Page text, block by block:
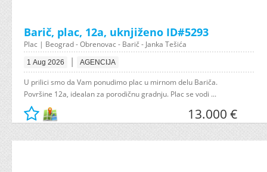
Barič, plac, 12a, uknjiženo ID#5293
Plac | Beograd - Obrenovac - Barič - Janka Tešića
1 Aug 2026 | AGENCIJA
U prilici smo da Vam ponudimo plac u mirnom delu Bariča.
Površine 12a, idealan za porodičnu gradnju. Plac se vodi ...
13.000 €